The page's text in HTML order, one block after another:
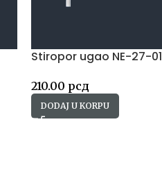
Stiropor ugao NE-27-01
210.00 рсд
DODAJ U KORPU